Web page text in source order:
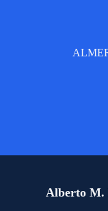
Alberto M.